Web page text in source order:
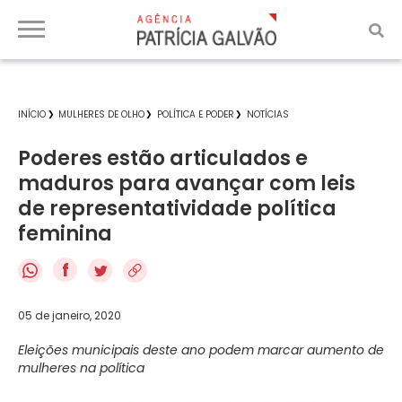
INÍCIO MULHERES DE OLHO POLÍTICA E PODER NOTÍCIAS
Poderes estão articulados e
maduros para avançar com leis
de representatividade política
feminina
f
05 de janeiro, 2020
Eleições municipais deste ano podem marcar aumento de
mulheres na política